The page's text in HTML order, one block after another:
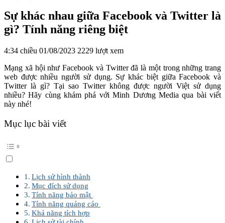
Sự khác nhau giữa Facebook và Twitter là
gì? Tính năng riêng biệt
4:34 chiều 01/08/2023 2229 lượt xem
Mạng xã hội như Facebook và Twitter đã là một trong những trang
web được nhiều người sử dụng. Sự khác biệt giữa Facebook và
Twitter là gì? Tại sao Twitter không được người Việt sử dụng
nhiều? Hãy cùng khám phá với Minh Dương Media qua bài viết
này nhé!
Mục lục bài viết
Lịch sử hình thành
Mục đích sử dụng
Tính năng bảo mật
Tính năng quảng cáo
Khả năng tích hợp